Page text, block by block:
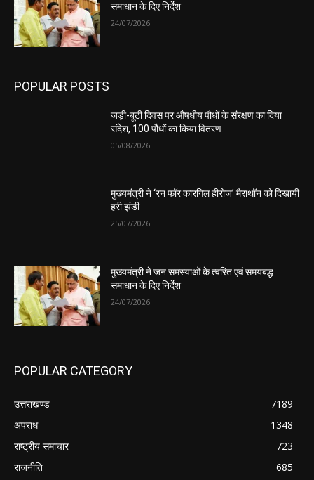
समाधान के दिए निर्देश
24/07/2026
POPULAR POSTS
जड़ी-बूटी दिवस पर औषधीय पौधों के संरक्षण का दिया
संदेश, 100 पौधों का किया वितरण
05/08/2026
मुख्यमंत्री ने ‘रन फॉर कारगिल हीरोज’ मैराथॉन को दिखायी
हरी झंडी
25/07/2026
मुख्यमंत्री ने जन समस्याओं के त्वरित एवं समयबद्ध
समाधान के दिए निर्देश
24/07/2026
POPULAR CATEGORY
उत्तराखण्ड
7189
अपराध
1348
राष्ट्रीय समाचार
723
राजनीति
685